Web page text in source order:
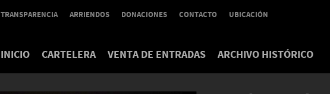
TRANSPARENCIA ARRIENDOS DONACIONES CONTACTO UBICACIÓN
INICIO CARTELERA VENTA DE ENTRADAS ARCHIVO HISTÓRICO